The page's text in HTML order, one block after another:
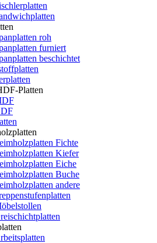
roh
furniert
beschichtet
Platten
Fichte
Kiefer
Eiche
Buche
andere